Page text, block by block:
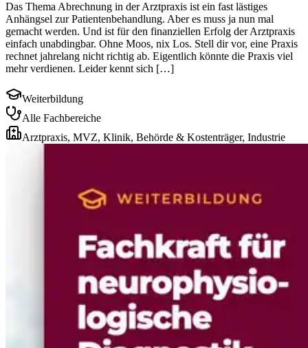
Das Thema Abrechnung in der Arztpraxis ist ein fast lästiges
Anhängsel zur Patientenbehandlung. Aber es muss ja nun mal
gemacht werden. Und ist für den finanziellen Erfolg der Arztpraxis
einfach unabdingbar. Ohne Moos, nix Los. Stell dir vor, eine Praxis
rechnet jahrelang nicht richtig ab. Eigentlich könnte die Praxis viel
mehr verdienen. Leider kennt sich […]
Weiterbildung
Alle Fachbereiche
Arztpraxis, MVZ, Klinik, Behörde & Kostenträger, Industrie